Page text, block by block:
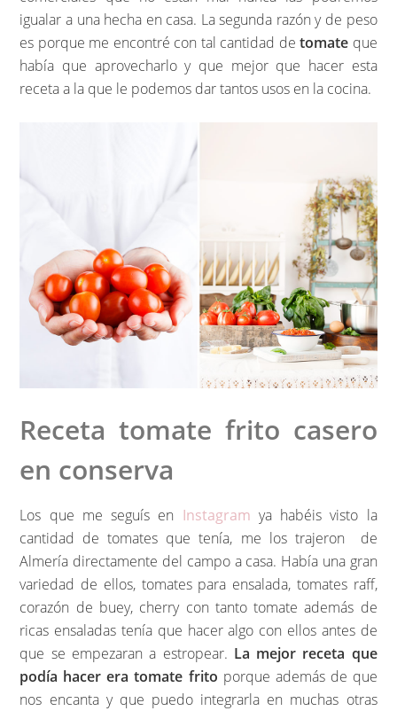
igualar a una hecha en casa. La segunda razón y de peso
es porque me encontré con tal cantidad detomate que
había que aprovecharlo y que mejor que hacer esta
receta a la que le podemos dar tantos usos en la cocina.
Receta tomate frito casero
en conserva
Los que me seguís en Instagram ya habéis visto la
cantidad de tomates que tenía, me los trajeron de
Almería directamente del campo a casa. Había una gran
variedad de ellos, tomates para ensalada, tomates raff,
corazón de buey, cherry con tanto tomate además de
ricas ensaladas tenía que hacer algo con ellos antes de
que se empezaran a estropear. La mejor receta que
podía hacer era tomate frito porque además de que
nos encanta y que puedo integrarla en muchas otras